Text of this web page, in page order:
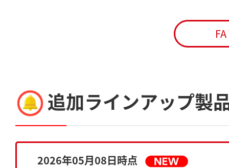
追加ラインアップ製
2026年05月08日時点